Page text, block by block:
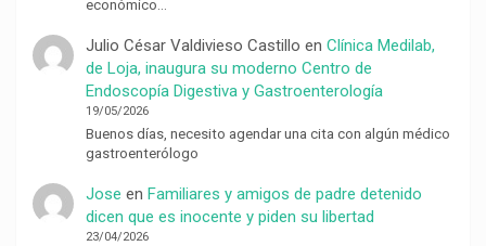
económico…
Julio César Valdivieso Castillo en Clínica Medilab,
de Loja, inaugura su moderno Centro de
Endoscopía Digestiva y Gastroenterología
19/05/2026
Buenos días, necesito agendar una cita con algún médico
gastroenterólogo
Jose en Familiares y amigos de padre detenido
dicen que es inocente y piden su libertad
23/04/2026